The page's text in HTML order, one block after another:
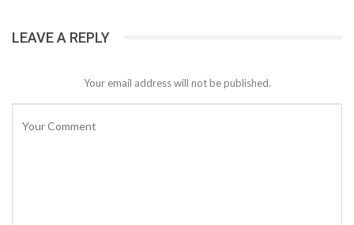
LEAVE A REPLY
Your email address will not be published.